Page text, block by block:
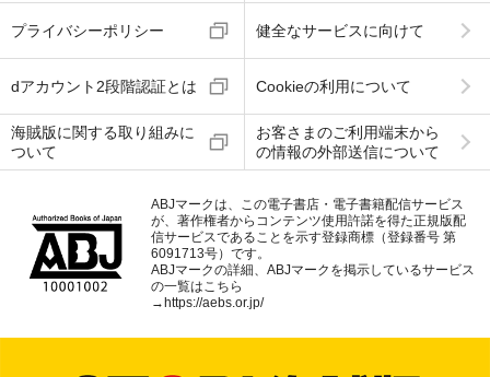
プライバシーポリシー 健全なサービスに向けて
dアカウント2段階認証とは Cookieの利用について
海賊版に関する取り組みに
ついて
お客さまのご利用端末から
の情報の外部送信について
ABJマークは、この電子書店・電子書籍配信サービス
が、著作権者からコンテンツ使用許諾を得た正規版配
信サービスであることを示す登録商標（登録番号 第
6091713号）です。
ABJマークの詳細、ABJマークを掲示しているサービス
の一覧はこちら
→https://aebs.or.jp/